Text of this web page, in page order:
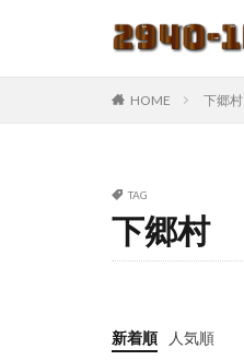
HOME 下郷村
TAG
下郷村
新着順 人気順